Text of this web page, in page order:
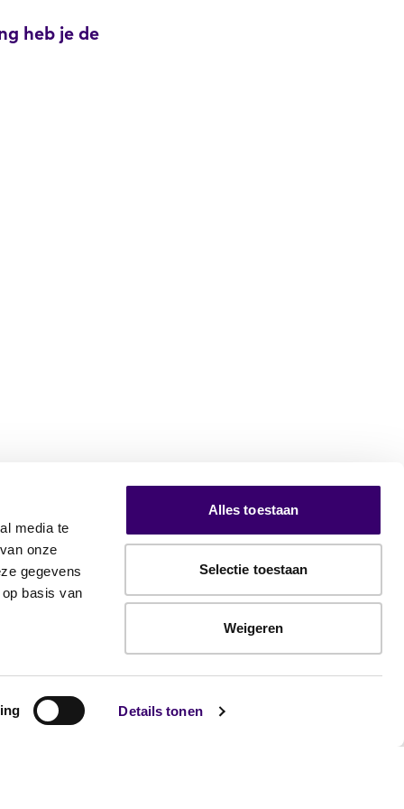
media te
onze
gegevens
basis van
Details tonen
Alles toestaan
Selectie toestaan
Weigeren
heb je de